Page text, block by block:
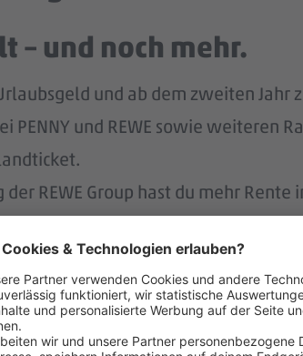
– und noch mehr.
und ab dem zweiten Jahr
PENNY und REWE sowie weiteren
REWE Group hast du mehr Rente
– das
2 Wochen im Voraus.